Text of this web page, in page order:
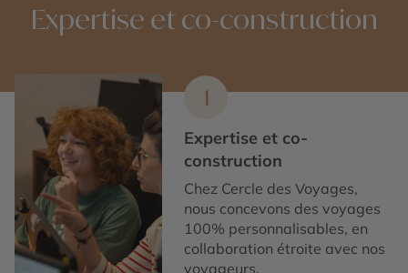
Expertise et co-construction
1
Expertise et co-
construction
Chez Cercle des Voyages,
nous concevons des voyages
100% personnalisables, en
collaboration étroite avec nos
voyageurs.